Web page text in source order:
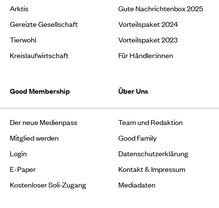
Arktis
Gereizte Gesellschaft
Tierwohl
Kreislaufwirtschaft
Gute Nachrichtenbox 2025
Vorteilspaket 2024
Vorteilspaket 2023
Für Händler:innen
Good Membership
Der neue Medienpass
Mitglied werden
Login
E-Paper
Kostenloser Soli-Zugang
Über Uns
Team und Redaktion
Good Family
Datenschutzerklärung
Kontakt & Impressum
Mediadaten